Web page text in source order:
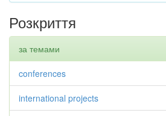
Розкриття
за темами
conferences
international projects